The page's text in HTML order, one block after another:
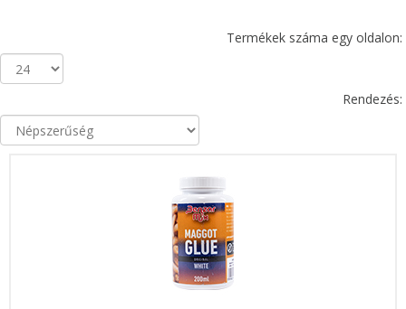
Termékek száma egy oldalon:
Rendezés: